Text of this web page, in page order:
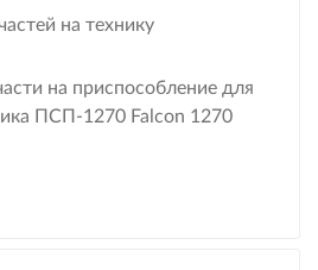
на технику
на приспособление для
ПСП-1270 Falcon 1270